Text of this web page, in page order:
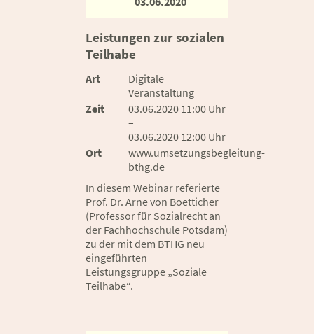
Leistungen zur sozialen
Teilhabe
Art
Digitale
Veranstaltung
Zeit
03.06.2020 11:00 Uhr
–
03.06.2020 12:00 Uhr
Ort
www.umsetzungsbegleitung-
bthg.de
In diesem Webinar referierte
Prof. Dr. Arne von Boetticher
(Professor für Sozialrecht an
der Fachhochschule Potsdam)
zu der mit dem BTHG neu
eingeführten
Leistungsgruppe „Soziale
Teilhabe“.